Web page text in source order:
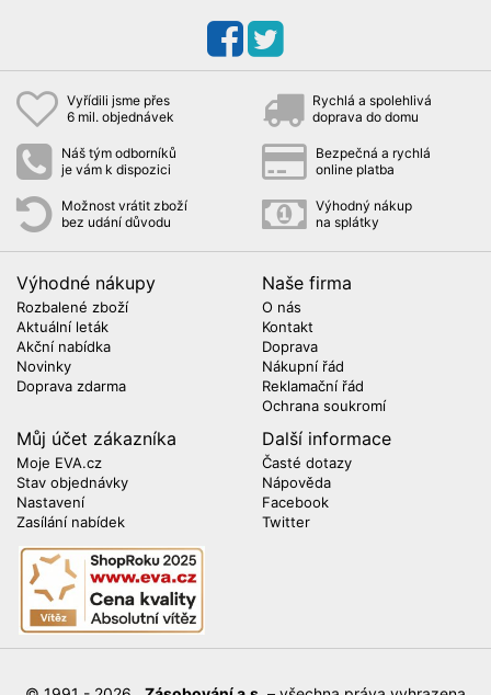
Vyřídili jsme přes
6 mil. objednávek
Rychlá a spolehlivá
doprava do domu
Náš tým odborníků
je vám k dispozici
Bezpečná a rychlá
online platba
Možnost vrátit zboží
bez udání důvodu
Výhodný nákup
na splátky
Výhodné nákupy
Rozbalené zboží
Aktuální leták
Akční nabídka
Novinky
Doprava zdarma
Naše firma
O nás
Kontakt
Doprava
Nákupní řád
Reklamační řád
Ochrana soukromí
Můj účet zákazníka
Moje EVA.cz
Stav objednávky
Nastavení
Zasílání nabídek
Další informace
Časté dotazy
Nápověda
Facebook
Twitter